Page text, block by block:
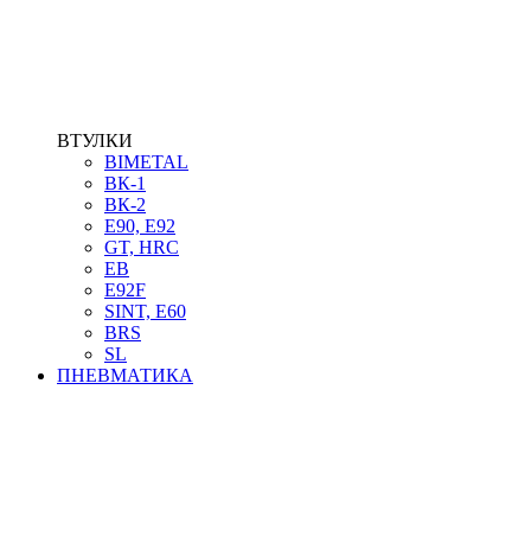
ВТУЛКИ
BIMETAL
ВК-1
ВК-2
Е90, E92
GT, HRC
EB
Е92F
SINT, E60
BRS
SL
ПНЕВМАТИКА